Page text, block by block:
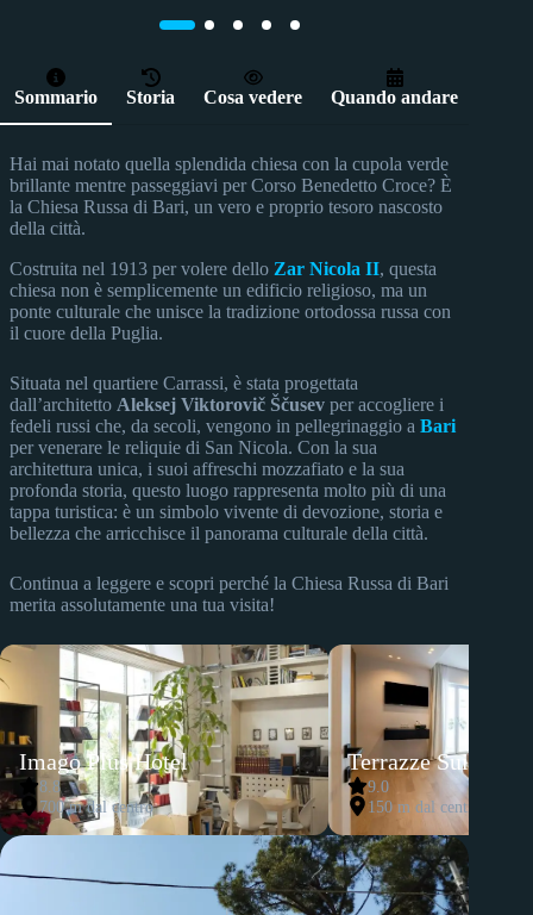
Sommario Storia Cosa vedere Quando andare
Hai mai notato quella splendida chiesa con la cupola verde
brillante mentre passeggiavi per Corso Benedetto Croce? È
la Chiesa Russa di Bari, un vero e proprio tesoro nascosto
della città.
Costruita nel 1913 per volere dello Zar Nicola II, questa
chiesa non è semplicemente un edificio religioso, ma un
ponte culturale che unisce la tradizione ortodossa russa con
il cuore della Puglia.
Situata nel quartiere Carrassi, è stata progettata
dall’architetto Aleksej Viktorovič Ščusev per accogliere i
fedeli russi che, da secoli, vengono in pellegrinaggio a Bari
per venerare le reliquie di San Nicola. Con la sua
architettura unica, i suoi affreschi mozzafiato e la sua
profonda storia, questo luogo rappresenta molto più di una
tappa turistica: è un simbolo vivente di devozione, storia e
bellezza che arricchisce il panorama culturale della città.
Continua a leggere e scopri perché la Chiesa Russa di Bari
merita assolutamente una tua visita!
Imago Plus Hotel
8.8
700 m dal centro
Terrazze Suites
9.0
150 m dal centro